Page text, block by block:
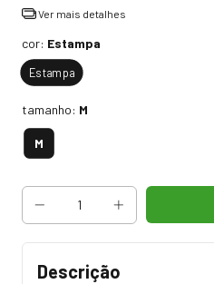
Ver mais detalhes
cor: Estampa
Estampa
tamanho: M
M
Descrição